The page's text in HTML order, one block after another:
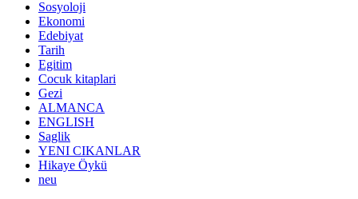
Sosyoloji
Ekonomi
Edebiyat
Tarih
Egitim
Cocuk kitaplari
Gezi
ALMANCA
ENGLISH
Saglik
YENI CIKANLAR
Hikaye Öykü
neu